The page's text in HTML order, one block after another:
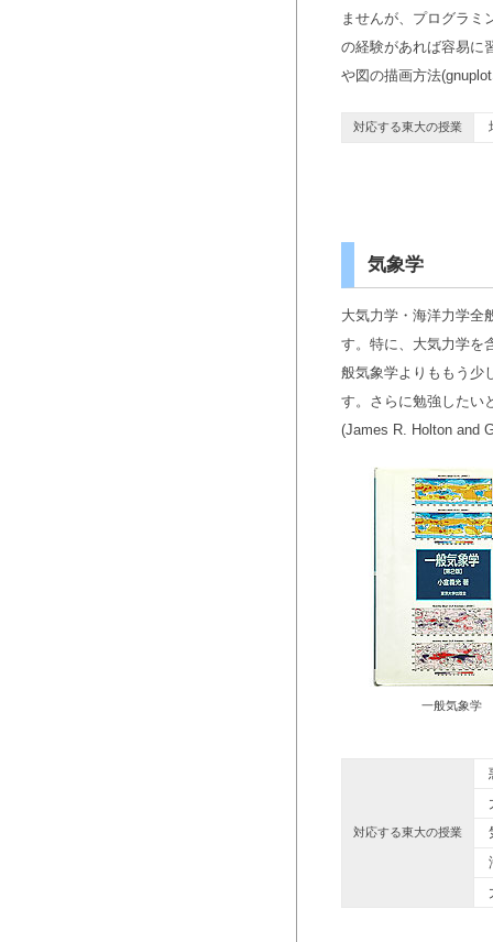
ませんが、プログラミ
の経験があれば容易に
や図の描画方法
対応する東大の授業
気象学
大気力学・海洋力学全
す。特に、大気力学を
般気象学よりももう少
す。さらに勉強したい
(James R. Holton and
一般気象学
対応する東大の授業